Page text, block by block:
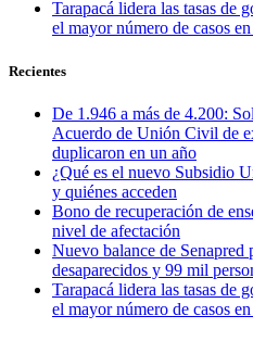
Tarapacá lidera las tasas de
el mayor número de casos
Recientes
De 1.946 a más de 4.200:
Acuerdo de Unión Civil de
duplicaron en un año
¿Qué es el nuevo Subsidio
y quiénes acceden
Bono de recuperación de
nivel de afectación
Nuevo balance de Senapred
desaparecidos y 99 mil
Tarapacá lidera las tasas de
el mayor número de casos